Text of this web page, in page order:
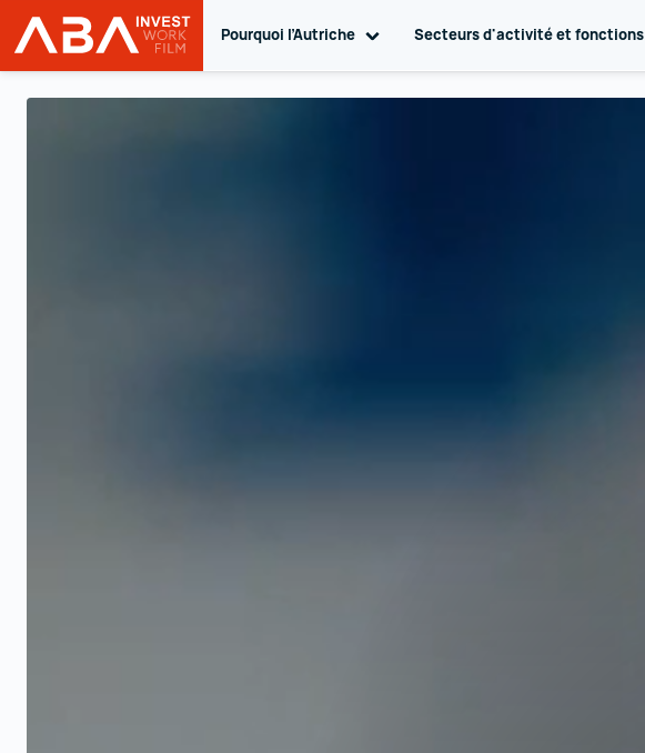
INVEST in AUSTRIA
Pourquoi l’Autriche Toggle sub navigation
Secteurs d'activité et fonctions